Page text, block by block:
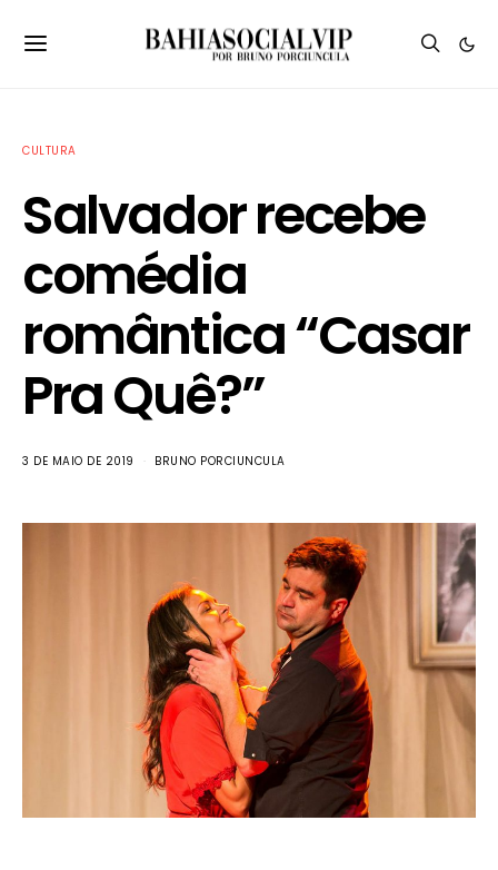
CULTURA
Salvador recebe
comédia
romântica “Casar
Pra Quê?”
3 DE MAIO DE 2019 BRUNO PORCIUNCULA